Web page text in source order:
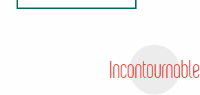
Incontournable